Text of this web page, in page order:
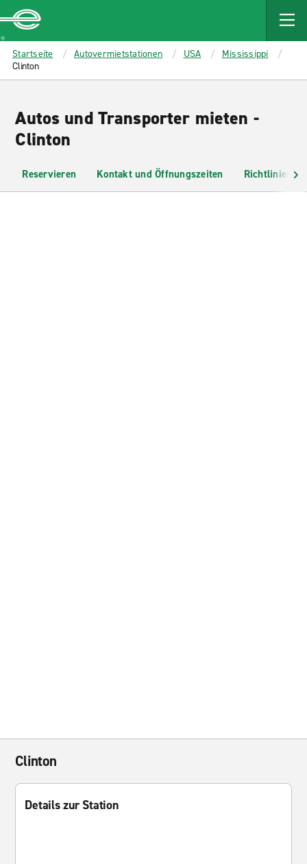
MAIN
CONTENT
Enterprise
Startseite Autovermietstationen USA
Mississippi
Clinton
Autos und Transporter mieten -
Clinton
Reservieren Kontakt und Öffnungszeiten Richtlinien
Clinton
Details zur Station